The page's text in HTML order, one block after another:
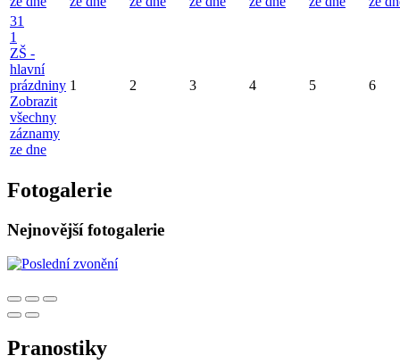
31
1
ZŠ -
hlavní
prázdniny
Zobrazit
všechny
záznamy
ze dne
1 2 3 4 5 6
Fotogalerie
Nejnovější fotogalerie
Pranostiky